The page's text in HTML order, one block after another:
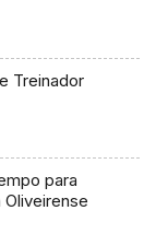
Treinador
para